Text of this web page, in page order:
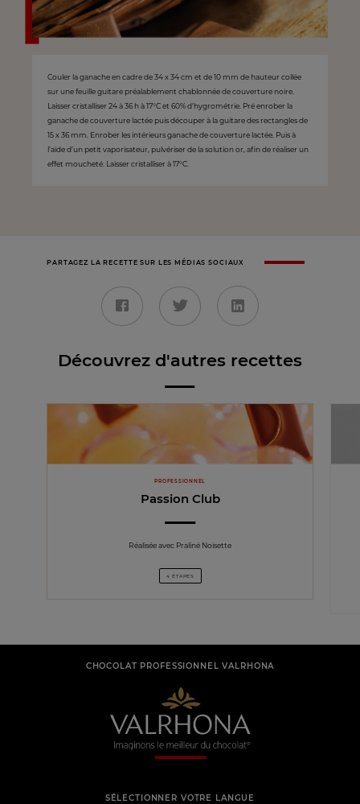
Couler la ganache en cadre de 34 x 34 cm et de 10 mm de hauteur collée
sur une feuille guitare préalablement chablonnée de couverture noire.
Laisser cristalliser 24 à 36 h à 17°C et 60% d’hygrométrie. Pré enrober la
ganache de couverture lactée puis découper à la guitare des rectangles de
15 x 36 mm. Enrober les intérieurs ganache de couverture lactée. Puis à
l’aide d’un petit vaporisateur, pulvériser de la solution or, afin de réaliser un
effet moucheté. Laisser cristalliser à 17°C.
PARTAGEZ LA RECETTE SUR LES MÉDIAS SOCIAUX
Découvrez d'autres recettes
PROFESSIONNEL
Passion Club
Réalisée avec Praliné Noisette
4 ÉTAPES
CHOCOLAT PROFESSIONNEL VALRHONA
SÉLECTIONNER VOTRE LANGUE